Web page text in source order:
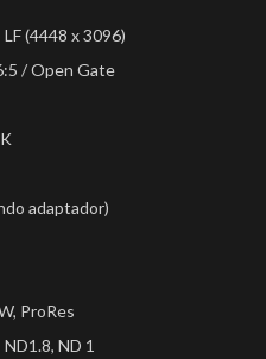
(4448 x 3096)
/ Open Gate
adaptador)
ProRes
ND1.8, ND 1